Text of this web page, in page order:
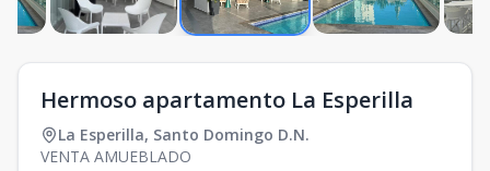
Hermoso apartamento La Esperilla
La Esperilla, Santo Domingo D.N.
VENTA AMUEBLADO